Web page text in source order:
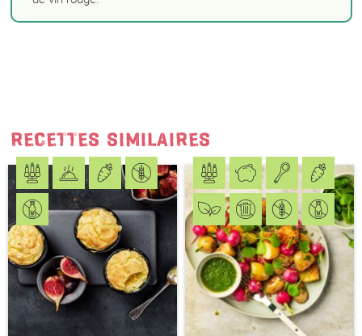
RECETTES SIMILAIRES
PRÉNOM*
protection des données *
S'ABONNER AU NEWSLETTER